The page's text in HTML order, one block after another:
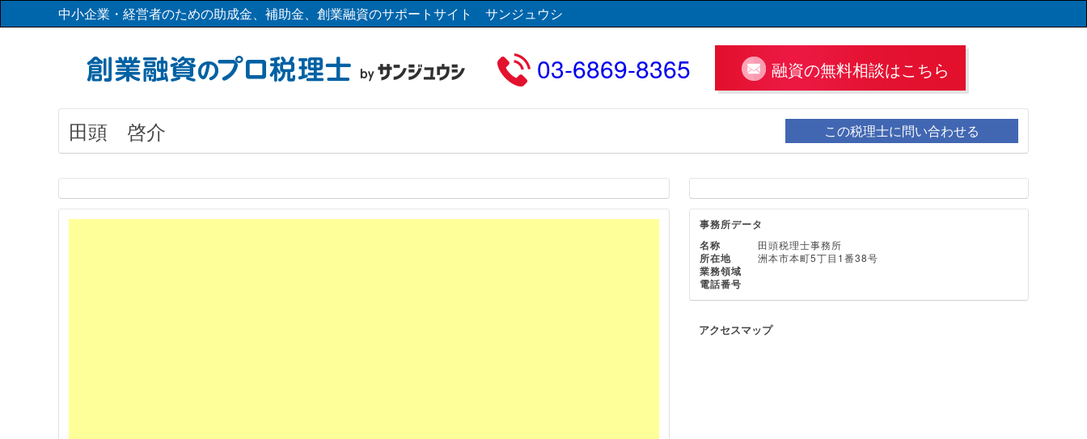
中小企業・経営者のための助成金、補助金、創業融資のサポートサイト サンジュウシ
03-6869-8365 融資の無料相談はこちら
田頭 啓介 この税理士に問い合わせる
事務所データ
名称
田頭税理士事務所
所在地 洲本市本町5丁目1番38号
業務領域
電話番号
アクセスマップ